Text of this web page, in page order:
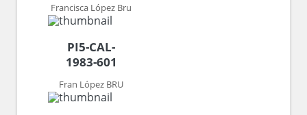
Francisca López Bru
PI5-CAL-
1983-601
Fran López BRU